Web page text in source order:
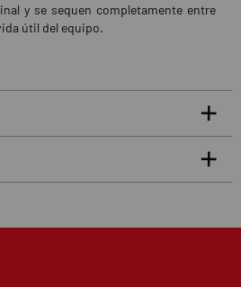
y se sequen completamente entre
útil del equipo.
5
4
0%